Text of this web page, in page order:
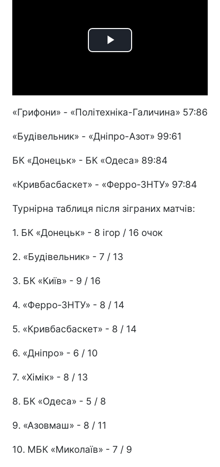
Play
«Грифони» - «Політехніка-Галичина» 57:86
«Будівельник» - «Дніпро-Азот» 99:61
БК «Донецьк» - БК «Одеса» 89:84
«Кривбасбаскет» - «Ферро-ЗНТУ» 97:84
Турнірна таблиця після зіграних матчів:
1. БК «Донецьк» - 8 ігор / 16 очок
2. «Будівельник» - 7 / 13
3. БК «Київ» - 9 / 16
4. «Ферро-ЗНТУ» - 8 / 14
5. «Кривбасбаскет» - 8 / 14
6. «Дніпро» - 6 / 10
7. «Хімік» - 8 / 13
8. БК «Одеса» - 5 / 8
9. «Азовмаш» - 8 / 11
10. МБК «Миколаїв» - 7 / 9